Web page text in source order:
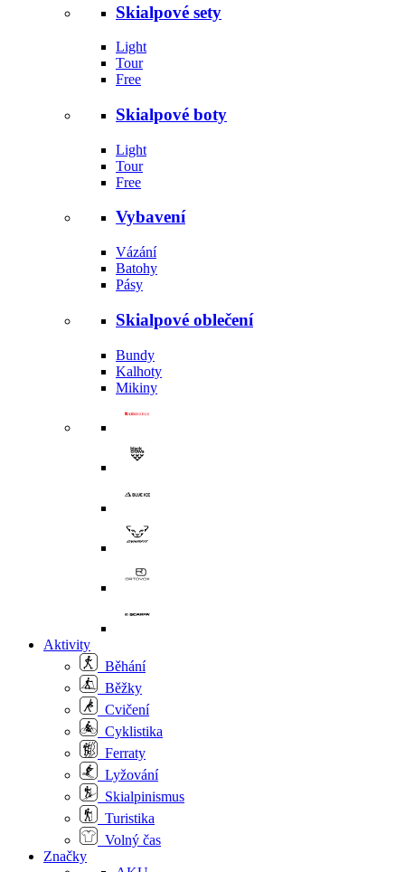
Skialpové sety
Light
Tour
Free
Skialpové boty
Light
Tour
Free
Vybavení
Vázání
Batohy
Pásy
Skialpové oblečení
Bundy
Kalhoty
Mikiny
Aktivity
Běhání
Běžky
Cvičení
Cyklistika
Ferraty
Lyžování
Skialpinismus
Turistika
Volný čas
Značky